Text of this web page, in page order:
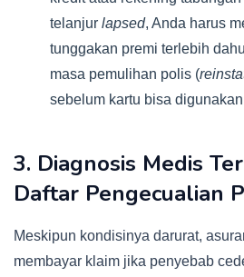
telanjur lapsed, Anda harus
tunggakan premi terlebih
masa pemulihan polis (
sebelum kartu bisa
3. Diagnosis Medis
Daftar Pengecualian
Meskipun kondisinya darurat,
membayar klaim jika penyebab